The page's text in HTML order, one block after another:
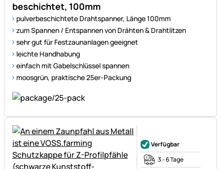
beschichtet, 100mm
pulverbeschichtete Drahtspanner, Länge 100mm
zum Spannen / Entspannen von Drähten & Drahtlitzen
sehr gut für Festzaunanlagen geeignet
leichte Handhabung
einfach mit Gabelschlüssel spannen
moosgrün, praktische 25er-Packung
Verfügbar
3 - 6 Tage